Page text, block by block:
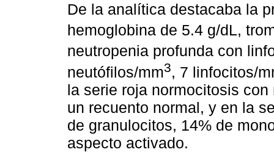
De la analítica destacaba la
hemoglobina de 5.4 g/dL,
neutropenia profunda con
neutófilos/mm3, 7 linfocitos/
la serie roja normocitosis
un recuento normal, y en la
de granulocitos, 14% de
aspecto activado.